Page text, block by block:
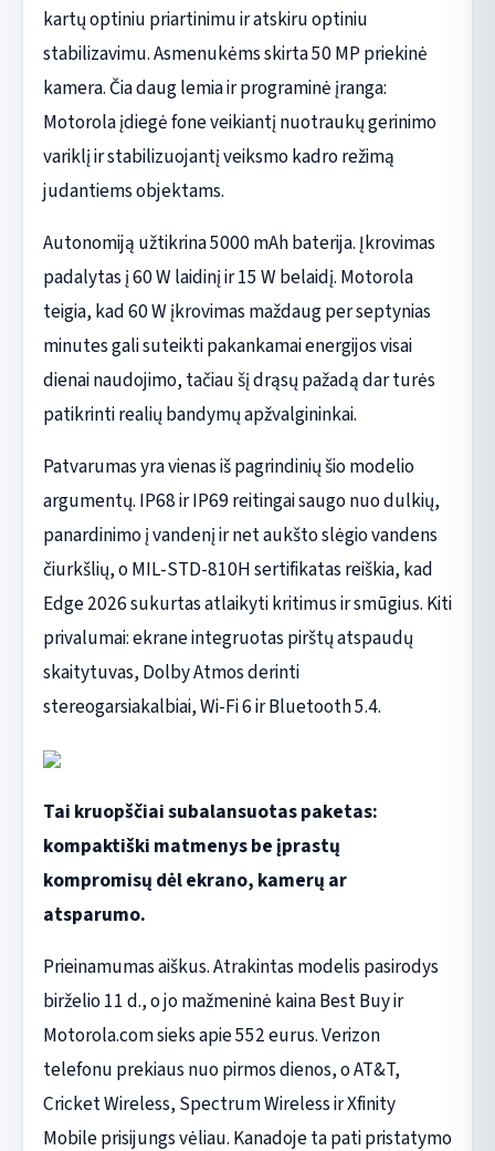
kartų optiniu priartinimu ir atskiru optiniu
stabilizavimu. Asmenukėms skirta 50 MP priekinė
kamera. Čia daug lemia ir programinė įranga:
Motorola įdiegė fone veikiantį nuotraukų gerinimo
variklį ir stabilizuojantį veiksmo kadro režimą
judantiems objektams.
Autonomiją užtikrina 5000 mAh baterija. Įkrovimas
padalytas į 60 W laidinį ir 15 W belaidį. Motorola
teigia, kad 60 W įkrovimas maždaug per septynias
minutes gali suteikti pakankamai energijos visai
dienai naudojimo, tačiau šį drąsų pažadą dar turės
patikrinti realių bandymų apžvalgininkai.
Patvarumas yra vienas iš pagrindinių šio modelio
argumentų. IP68 ir IP69 reitingai saugo nuo dulkių,
panardinimo į vandenį ir net aukšto slėgio vandens
čiurkšlių, o MIL-STD-810H sertifikatas reiškia, kad
Edge 2026 sukurtas atlaikyti kritimus ir smūgius. Kiti
privalumai: ekrane integruotas pirštų atspaudų
skaitytuvas, Dolby Atmos derinti
stereogarsiakalbiai, Wi-Fi 6 ir Bluetooth 5.4.
Tai kruopščiai subalansuotas paketas:
kompaktiški matmenys be įprastų
kompromisų dėl ekrano, kamerų ar
atsparumo.
Prieinamumas aiškus. Atrakintas modelis pasirodys
birželio 11 d., o jo mažmeninė kaina Best Buy ir
Motorola.com sieks apie 552 eurus. Verizon
telefonu prekiaus nuo pirmos dienos, o AT&T,
Cricket Wireless, Spectrum Wireless ir Xfinity
Mobile prisijungs vėliau. Kanadoje ta pati pristatymo